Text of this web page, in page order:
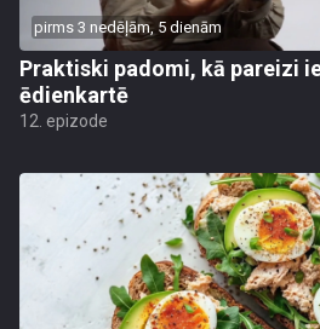
pirms 3 nedēļām, 5 dienām
Praktiski padomi, kā pareizi
ēdienkartē
12. epizode